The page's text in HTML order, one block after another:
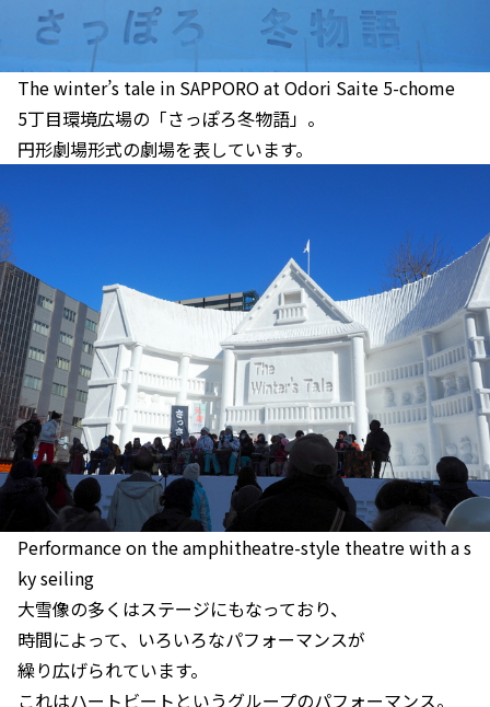
The winter’s tale in SAPPORO at Odori Saite 5-chome
5丁目環境広場の「さっぽろ冬物語」。
円形劇場形式の劇場を表しています。
Performance on the amphitheatre-style theatre with a s
ky seiling
大雪像の多くはステージにもなっており、
時間によって、いろいろなパフォーマンスが
繰り広げられています。
これはハートビートというグループのパフォーマンス。